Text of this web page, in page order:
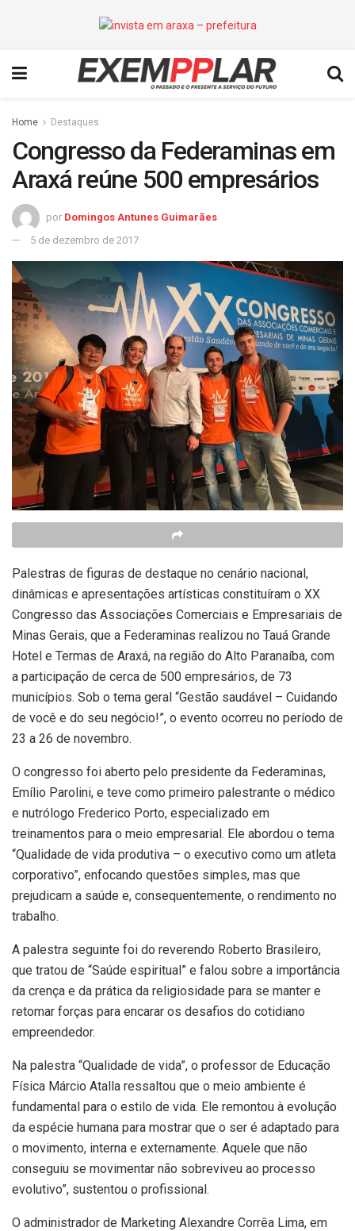
Home Destaques
Congresso da Federaminas em
Araxá reúne 500 empresários
por Domingos Antunes Guimarães
5 de dezembro de 2017
Palestras de figuras de destaque no cenário nacional,
dinâmicas e apresentações artísticas constituíram o XX
Congresso das Associações Comerciais e Empresariais de
Minas Gerais, que a Federaminas realizou no Tauá Grande
Hotel e Termas de Araxá, na região do Alto Paranaíba, com
a participação de cerca de 500 empresários, de 73
municípios. Sob o tema geral “Gestão saudável – Cuidando
de você e do seu negócio!”, o evento ocorreu no período de
23 a 26 de novembro.
O congresso foi aberto pelo presidente da Federaminas,
Emílio Parolini, e teve como primeiro palestrante o médico
e nutrólogo Frederico Porto, especializado em
treinamentos para o meio empresarial. Ele abordou o tema
“Qualidade de vida produtiva – o executivo como um atleta
corporativo”, enfocando questões simples, mas que
prejudicam a saúde e, consequentemente, o rendimento no
trabalho.
A palestra seguinte foi do reverendo Roberto Brasileiro,
que tratou de “Saúde espiritual” e falou sobre a importância
da crença e da prática da religiosidade para se manter e
retomar forças para encarar os desafios do cotidiano
empreendedor.
Na palestra “Qualidade de vida”, o professor de Educação
Física Márcio Atalla ressaltou que o meio ambiente é
fundamental para o estilo de vida. Ele remontou à evolução
da espécie humana para mostrar que o ser é adaptado para
o movimento, interna e externamente. Aquele que não
conseguiu se movimentar não sobreviveu ao processo
evolutivo”, sustentou o profissional.
O administrador de Marketing Alexandre Corrêa Lima, em